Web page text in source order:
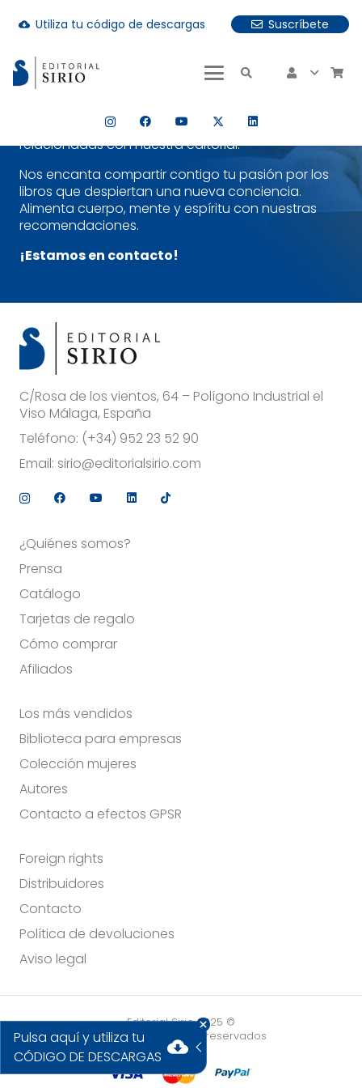
cloud_download Utiliza tu código de descargas
Suscríbete
hay resultados autocompletados, puedes utilizar las
Suscríbete a nuestra Newsletter y
editorial
¡Es sencillo!
publicaciones más recientes como de noticias
relacionadas con nuestra editorial.
Nos encanta compartir contigo tu pasión por los
libros que despiertan una nueva conciencia.
Alimenta cuerpo, mente y espíritu con nuestras
recomendaciones.
¡Estamos en contacto!
C/Rosa de los vientos, 64 – Polígono Industrial el
Viso Málaga, España
Teléfono: (+34) 952 23 52 90
Email: sirio@editorialsirio.com
cloud_download
Pulsa aquí y utiliza tu
CÓDIGO DE DESCARGAS
¿Quiénes somos?
Prensa
Catálogo
Tarjetas de regalo
Cómo comprar
Afiliados
Los más vendidos
Biblioteca para empresas
Colección mujeres
Autores
Contacto a efectos GPSR
Foreign rights
Distribuidores
Contacto
Política de devoluciones
Aviso legal
Editorial Sirio 2025 ©
Todos los derechos reservados